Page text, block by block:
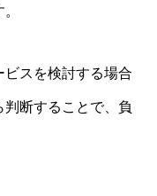
ビスを検討する場合
断することで、負